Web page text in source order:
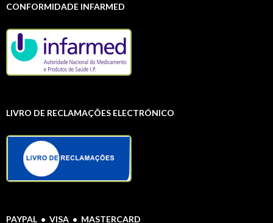
CONFORMIDADE INFARMED
LIVRO DE RECLAMAÇÕES ELECTRÓNICO
PAYPAL • VISA • MASTERCARD